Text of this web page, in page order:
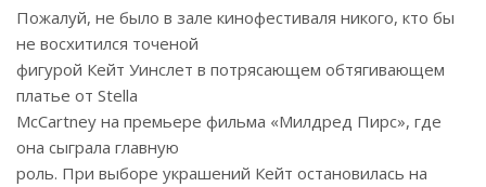
Пожалуй, не было в зале кинофестиваля никого, кто бы
не восхитился точеной
фигурой Кейт Уинслет в потрясающем обтягивающем
платье от Stella
McCartney на премьере фильма «Милдред Пирс», где
она сыграла главную
роль. При выборе украшений Кейт остановилась на